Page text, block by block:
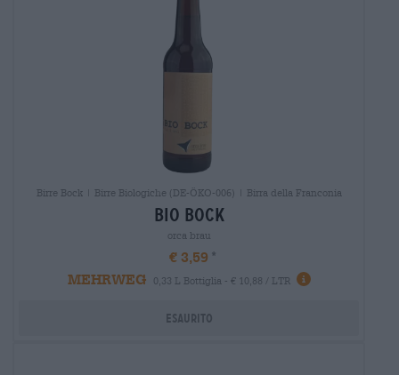
Birre Bock | Birre Biologiche (DE-ÖKO-006) | Birra della Franconia
bio bock
orca brau
€ 3,59
MEHRWEG
0,33 L Bottiglia - € 10,88 / LTR
Esaurito